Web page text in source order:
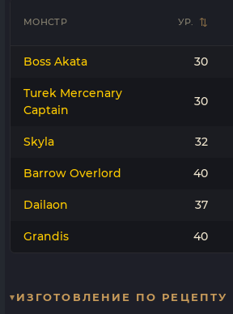
МОНСТР УР.
Boss Akata 30
Turek Mercenary
Captain
30
Skyla 32
Barrow Overlord 40
Dailaon 37
Grandis 40
ИЗГОТОВЛЕНИЕ ПО РЕЦЕПТУ